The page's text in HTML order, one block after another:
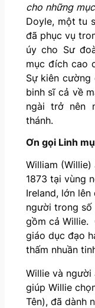
cho những
Doyle, một tu
đã phục vụ
úy cho Sư
mục đích cao
Sự kiên
binh sĩ cả về
ngài trở nên
thánh.
Ơn gọi Linh
William (Willie)
1873 tại vùng
Ireland, lớn
người trong
gồm cả Willie.
giáo dục đạo
thấm nhuần
Willie và người
giúp Willie
Tên), đã dành